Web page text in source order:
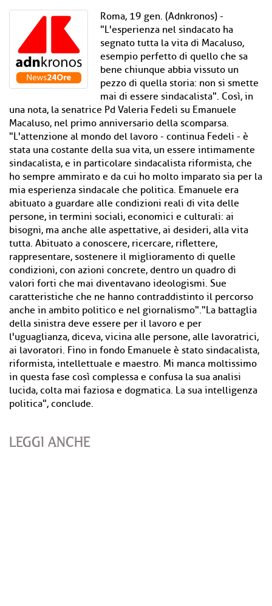
Roma, 19 gen. (Adnkronos) -
"L'esperienza nel sindacato ha
segnato tutta la vita di Macaluso,
esempio perfetto di quello che sa
bene chiunque abbia vissuto un
pezzo di quella storia: non si smette
mai di essere sindacalista". Così, in
una nota, la senatrice Pd Valeria Fedeli su Emanuele
Macaluso, nel primo anniversario della scomparsa.
"L'attenzione al mondo del lavoro - continua Fedeli - è
stata una costante della sua vita, un essere intimamente
sindacalista, e in particolare sindacalista riformista, che
ho sempre ammirato e da cui ho molto imparato sia per la
mia esperienza sindacale che politica. Emanuele era
abituato a guardare alle condizioni reali di vita delle
persone, in termini sociali, economici e culturali: ai
bisogni, ma anche alle aspettative, ai desideri, alla vita
tutta. Abituato a conoscere, ricercare, riflettere,
rappresentare, sostenere il miglioramento di quelle
condizioni, con azioni concrete, dentro un quadro di
valori forti che mai diventavano ideologismi. Sue
caratteristiche che ne hanno contraddistinto il percorso
anche in ambito politico e nel giornalismo"."La battaglia
della sinistra deve essere per il lavoro e per
l'uguaglianza, diceva, vicina alle persone, alle lavoratrici,
ai lavoratori. Fino in fondo Emanuele è stato sindacalista,
riformista, intellettuale e maestro. Mi manca moltissimo
in questa fase così complessa e confusa la sua analisi
lucida, colta mai faziosa e dogmatica. La sua intelligenza
politica", conclude.
LEGGI ANCHE